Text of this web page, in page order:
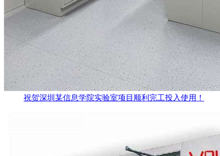
祝贺深圳某信息学院实验室项目顺利完工投入使用！